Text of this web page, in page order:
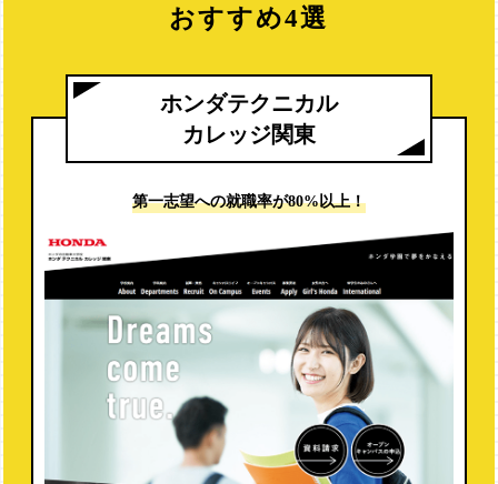
自動車電気装置整備士
自動車タイヤ整備士
産業車両整備技能士
Honda認定資格
日産サービス技術修得制度
低圧電気取扱
有機溶剤作業主任者
おすすめ4選
ホンダテクニカル
カレッジ関東
第一志望への就職率が80%以上！